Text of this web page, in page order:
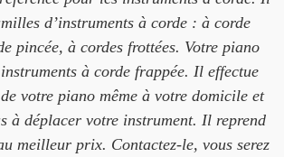
d’instruments à corde : à corde
pincée, à cordes frottées. Votre piano
à corde frappée. Il effectue
votre piano même à votre domicile et
à déplacer votre instrument. Il reprend
meilleur prix. Contactez-le, vous serez